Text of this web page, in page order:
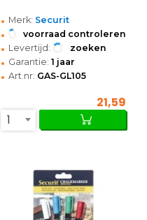
• Merk: Securit
• voorraad controleren
• Levertijd: zoeken
• Garantie: 1 jaar
• Art.nr: GAS-GL105
21,59
1